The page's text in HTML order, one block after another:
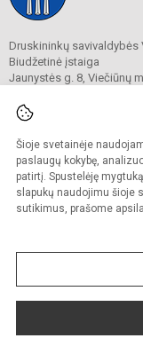
Šioje svetainėje
paslaugų kokybę,
patirtį. Spustelėję
slapukų naudojimu šioje
sutikimus, prašome
Druskininkų
Biudžetinė įstaiga
Jaunystės g. 8, Viečiūnų
El. p.
Duomenys kaupiami ir
Juridinių asmenų registre
Įstaigos kodas
El. pristatymo dėžutės
Kopijuoti turinį be
Sumanus būdas
svetainę